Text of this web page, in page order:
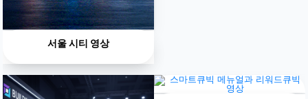
서울 시티 영상